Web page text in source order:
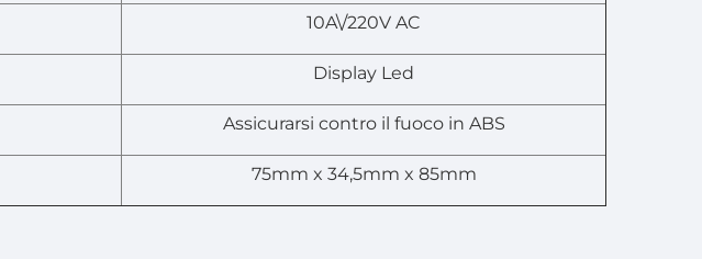
10A\/220V AC
Display Led
Assicurarsi contro il fuoco in ABS
75mm x 34,5mm x 85mm